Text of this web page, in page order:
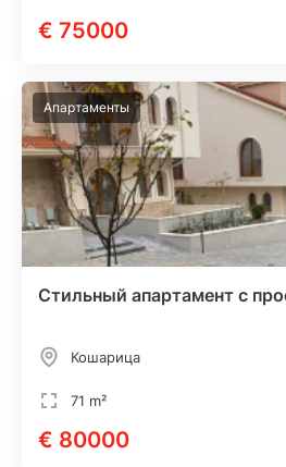
€ 75000
Апартаменты
Стильный апартамент с
Кошарица
71 m²
€ 80000